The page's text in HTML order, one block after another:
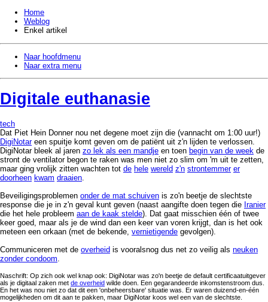
Home
Weblog
Enkel artikel
Naar hoofdmenu
Naar extra menu
Digitale euthanasie
tech
Dat Piet Hein Donner nou net degene moet zijn die (vannacht om 1:00 uur!)
DigiNotareen spuitje komt geven om de patiënt uit z'n lijden te verlossen.
DigiNotar bleek al jaren zo lek als een mandje en toen begin van de week de
stront de ventilator begon te raken was men niet zo slim om 'm uit te zetten,
maar ging vrolijk zitten wachten tot de hele wereld z'n strontemmer er
doorheen kwam draaien.
Beveiligingsproblemen onder de mat schuiven is zo'n beetje de slechtste
response die je in z'n geval kunt geven (naast aangifte doen tegen die Iranier
die het hele probleem aan de kaak stelde). Dat gaat misschien één of twee
keer goed, maar als je de wind dan een keer van voren krijgt, dan is het ook
meteen een orkaan (met de bekende, vernietigende gevolgen).
Communiceren met de overheid is vooralsnog dus net zo veilig als neuken
zonder condoom.
Naschrift: Op zich ook wel knap ook: DigiNotar was zo'n beetje de default certificaatuitgever
als je digitaal zaken met de overheid wilde doen. Een gegarandeerde inkomstenstroom dus.
En het was nou niet zo dat dit een 'onbeheersbare' situatie was. Er waren duizend-en-één
mogelijkheden om dit aan te pakken, maar DigiNotar koos wel een van de slechtste.